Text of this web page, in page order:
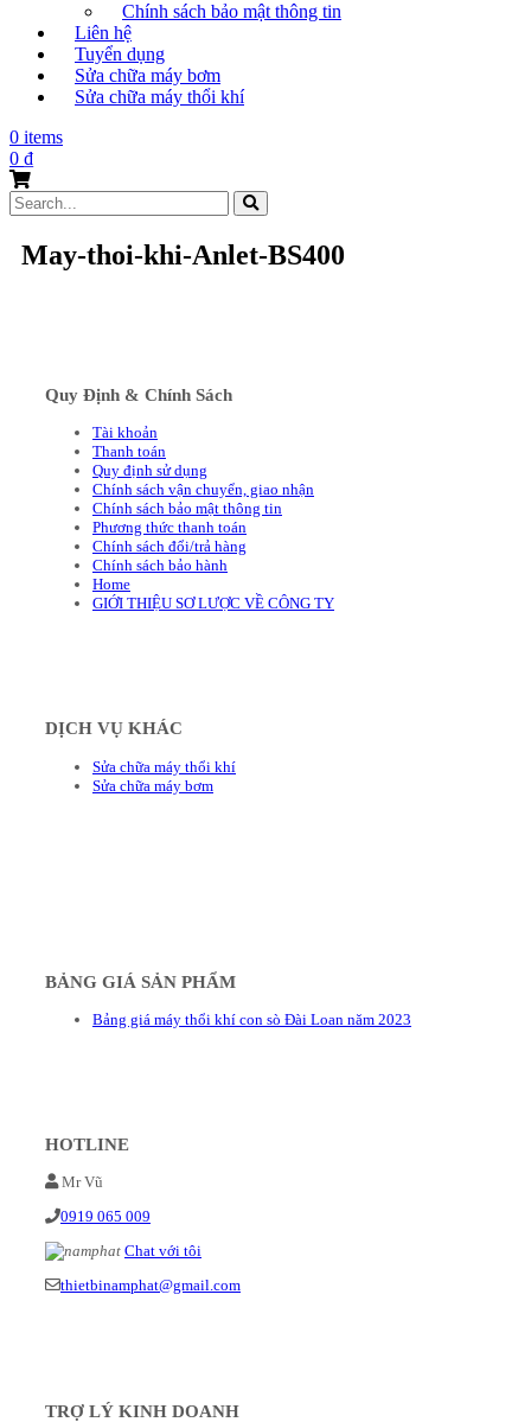
Chính sách bảo mật thông tin
Liên hệ
Tuyển dụng
Sửa chữa máy bơm
Sửa chữa máy thổi khí
0 items
0 ₫
Search
for:
May-thoi-khi-Anlet-BS400
Quy Định & Chính Sách
Tài khoản
Thanh toán
Quy định sử dụng
Chính sách vận chuyển, giao nhận
Chính sách bảo mật thông tin
Phương thức thanh toán
Chính sách đổi/trả hàng
Chính sách bảo hành
Home
GIỚI THIỆU SƠ LƯỢC VỀ CÔNG TY
DỊCH VỤ KHÁC
Sửa chữa máy thổi khí
Sửa chữa máy bơm
BẢNG GIÁ SẢN PHẨM
Bảng giá máy thổi khí con sò Đài Loan năm 2023
HOTLINE
Mr Vũ
0919 065 009
Chat với tôi
thietbinamphat@gmail.com
TRỢ LÝ KINH DOANH